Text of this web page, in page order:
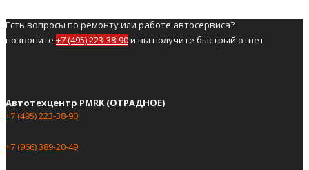
Есть вопросы по ремонту или работе автосервиса?
позвоните +7 (495) 223-38-90и вы получите быстрый ответ
Автотехцентр PMRK (ОТРАДНОЕ)
+7 (495) 223-38-90
+7 (966) 389-20-49